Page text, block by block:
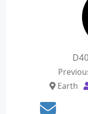
Earth